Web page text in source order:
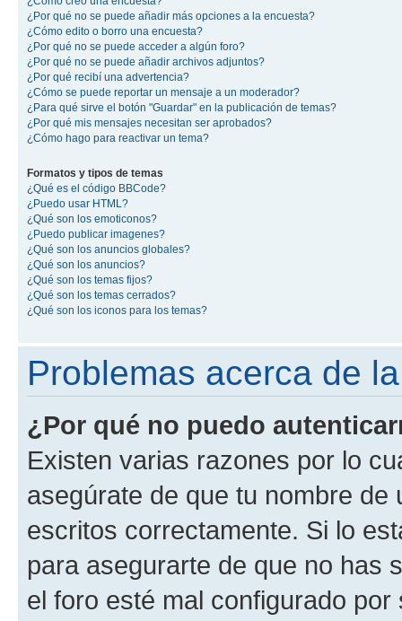
¿Por qué no se puede añadir más opciones a la encuesta?
¿Cómo edito o borro una encuesta?
¿Por qué no se puede acceder a algún foro?
¿Por qué no se puede añadir archivos adjuntos?
¿Por qué recibí una advertencia?
¿Cómo se puede reportar un mensaje a un moderador?
¿Para qué sirve el botón "Guardar" en la publicación de temas?
¿Por qué mis mensajes necesitan ser aprobados?
¿Cómo hago para reactivar un tema?
Formatos y tipos de temas
¿Qué es el código BBCode?
¿Puedo usar HTML?
¿Qué son los emoticonos?
¿Puedo publicar imagenes?
¿Qué son los anuncios globales?
¿Qué son los anuncios?
¿Qué son los temas fijos?
¿Qué son los temas cerrados?
¿Qué son los iconos para los temas?
Problemas acerca de
¿Por qué no puedo
Existen varias razones por lo
asegúrate de que tu nombre
escritos correctamente. Si lo
para asegurarte de que no has
el foro esté mal configurado